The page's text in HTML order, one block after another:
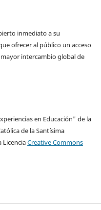
inmediato a su
ofrecer al público un acceso
intercambio global de
en Educación" de la
de la Santísima
LicenciaCreative Commons